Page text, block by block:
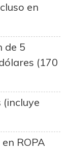
en
de 5
(170
ROPA